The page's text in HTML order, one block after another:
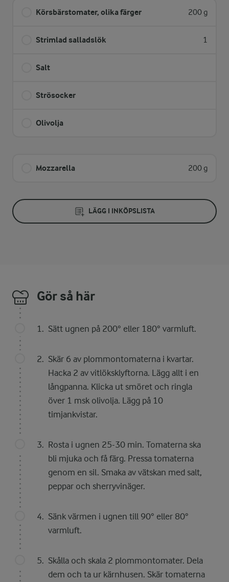
Körsbärstomater, olika färger 200 g
Strimlad salladslök 1
Salt
Strösocker
Olivolja
Mozzarella 200 g
LÄGG I INKÖPSLISTA
Gör så här
Sätt ugnen på 200° eller 180° varmluft.
Skär 6 av plommontomaterna i kvartar.
Hacka 2 av vitlöksklyftorna. Lägg allt i en
långpanna. Klicka ut smöret och ringla
över 1 msk olivolja. Lägg på 10
timjankvistar.
Rosta i ugnen 25-30 min. Tomaterna ska
bli mjuka och få färg. Pressa tomaterna
genom en sil. Smaka av vätskan med salt,
peppar och sherryvinäger.
Sänk värmen i ugnen till 90° eller 80°
varmluft.
Skålla och skala 2 plommontomater. Dela
dem och ta ur kärnhusen. Skär tomaterna